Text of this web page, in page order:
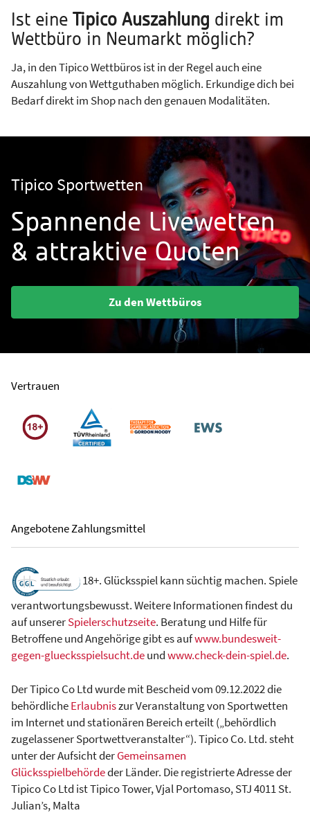
Ist eine Tipico Auszahlung direkt im
Wettbüro in Neumarkt möglich?
Ja, in den Tipico Wettbüros ist in der Regel auch eine
Auszahlung von Wettguthaben möglich. Erkundige dich bei
Bedarf direkt im Shop nach den genauen Modalitäten.
Tipico Sportwetten
Spannende Livewetten
& attraktive Quoten
Zu den Wettbüros
Vertrauen
Angebotene Zahlungsmittel
18+. Glücksspiel kann süchtig machen. Spiele
verantwortungsbewusst. Weitere Informationen findest du
auf unsererSpielerschutzseite. Beratung und Hilfe für
Betroffene und Angehörige gibt es aufwww.bundesweit-
gegen-gluecksspielsucht.deundwww.check-dein-spiel.de.
Der Tipico Co Ltd wurde mit Bescheid vom 09.12.2022 die
behördlicheErlaubniszur Veranstaltung von Sportwetten
im Internet und stationären Bereich erteilt („behördlich
zugelassener Sportwettveranstalter“). Tipico Co. Ltd. steht
unter der Aufsicht derGemeinsamen
Glücksspielbehördeder Länder. Die registrierte Adresse der
Tipico Co Ltd ist Tipico Tower, Vjal Portomaso, STJ 4011 St.
Julian’s, Malta